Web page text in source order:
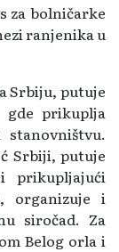
za bolničarke
ranjenika u
Srbiju, putuje
prikuplja
Srbiji, putuje
prikupljajući
organizuje i
siročad. Za
Belog orla i